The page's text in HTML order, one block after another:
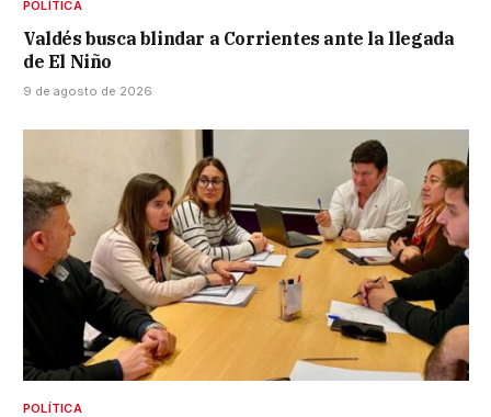
POLÍTICA
Valdés busca blindar a Corrientes ante la llegada
de El Niño
9 de agosto de 2026
POLÍTICA